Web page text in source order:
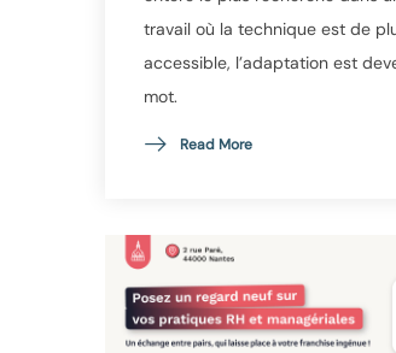
travail où la technique est de
accessible, l’adaptation est
mot.
Read More